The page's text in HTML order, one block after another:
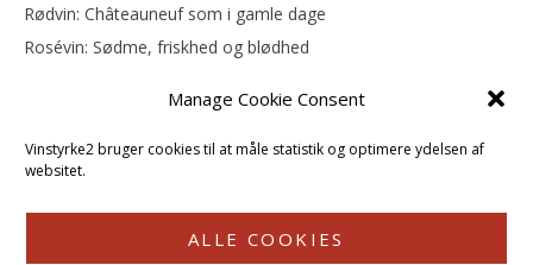
Manage Cookie Consent
Vinstyrke2 bruger cookies til at måle statistik og optimere ydelsen af
websitet.
ALLE COOKIES
Rødvin: Châteauneuf som i gamle dage
Rosévin: Sødme, friskhed og blødhed
Rosévin: Forfriskende bagatel
Rosévin: Sødmen hænger i munden